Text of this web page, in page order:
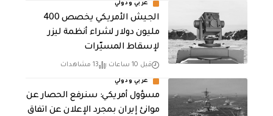
عربي ودولي
الجيش الأمريكي يخصص 400
مليون دولار لشراء أنظمة ليزر
لإسقاط المسيّرات
قبل 10 ساعات 13 مشاهدات
عربي ودولي
مسؤول أمريكي: سنرفع الحصار عن
موانئ إيران بمجرد الإعلان عن اتفاق